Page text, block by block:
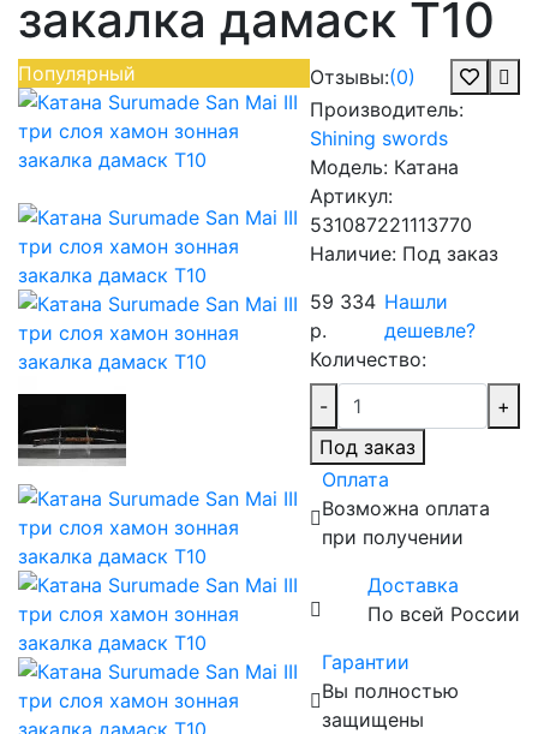
закалка дамаск T10
Популярный Отзывы:(0)
Производитель:
Shining swords
Модель: Катана
Артикул:
531087221113770
Наличие: Под заказ
59 334
р.
Нашли
дешевле?
Количество:
-
+
Под заказ
Оплата
Возможна оплата
при получении
Доставка
По всей России
Гарантии
Вы полностью
защищены